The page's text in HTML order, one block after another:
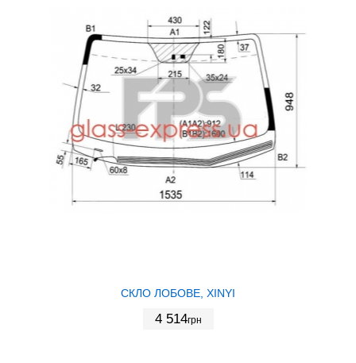
СКЛО ЛОБОВЕ, XINYI
4 514грн